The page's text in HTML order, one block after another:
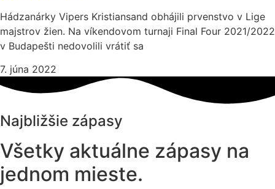
Hádzanárky Vipers Kristiansand obhájili prvenstvo v Lige
majstrov žien. Na víkendovom turnaji Final Four 2021/2022
v Budapešti nedovolili vrátiť sa
7. júna 2022
Najbližšie zápasy
Všetky aktuálne zápasy na
jednom mieste.